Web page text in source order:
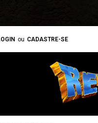
ou CADASTRE-SE